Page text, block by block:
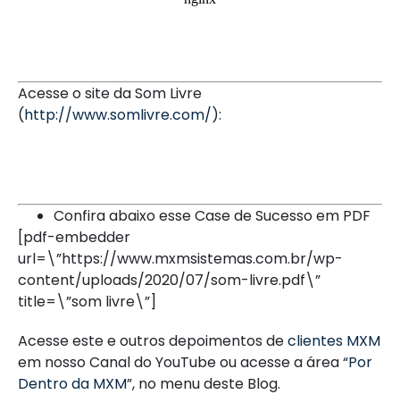
Acesse o site da Som Livre
(http://www.somlivre.com/):
Confira abaixo esse Case de Sucesso em PDF
[pdf-embedder
url=\”https://www.mxmsistemas.com.br/wp-
content/uploads/2020/07/som-livre.pdf\”
title=\”som livre\”]
Acesse este e outros depoimentos declientes MXM
em nosso Canal do YouTube ou acesse a área “Por
Dentro da MXM”, no menu deste Blog.